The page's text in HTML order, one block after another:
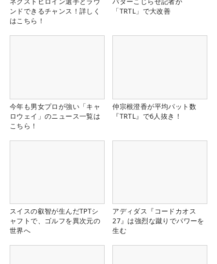
ンドできるチャンス！詳しく
はこちら！
「TRTL」で大改善
今年も男女プロが強い「キャ
ロウェイ」のニュース一覧は
こちら！
仲宗根澄香が平均パット数
『TRTL』で6人抜き！
スイスの叡智が生んだTPTシ
ャフトで、ゴルフを異次元の
世界へ
アディダス『コードカオス
27』は強烈な蹴りでパワーを
生む